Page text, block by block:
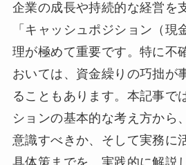
企業の成長や持続的な経営を
「キャッシュポジション（現
理が極めて重要です。特に不
おいては、資金繰りの巧拙が
ることもあります。本記事で
ションの基本的な考え方から
意識すべきか、そして実務に